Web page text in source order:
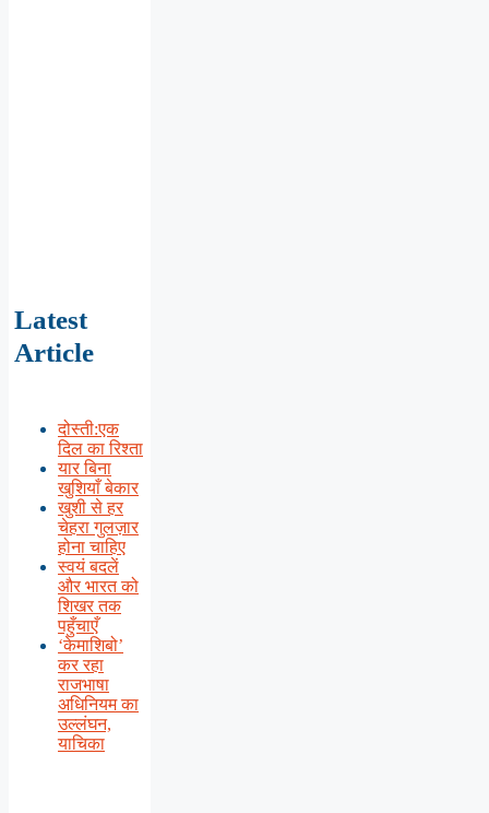
Latest
Article
दोस्ती:एक
दिल का रिश्ता
यार बिना
खुशियाँ बेकार
खुशी से हर
चेहरा गुलज़ार
होना चाहिए
स्वयं बदलें
और भारत को
शिखर तक
पहुँचाएँ
‘केमाशिबो’
कर रहा
राजभाषा
अधिनियम का
उल्लंघन,
याचिका